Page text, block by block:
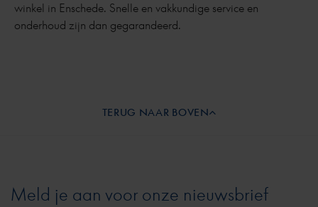
winkel in Enschede. Snelle en vakkundige service en
onderhoud zijn dan gegarandeerd.
Meld je aan voor onze nieuwsbrief
TERUG NAAR BOVEN